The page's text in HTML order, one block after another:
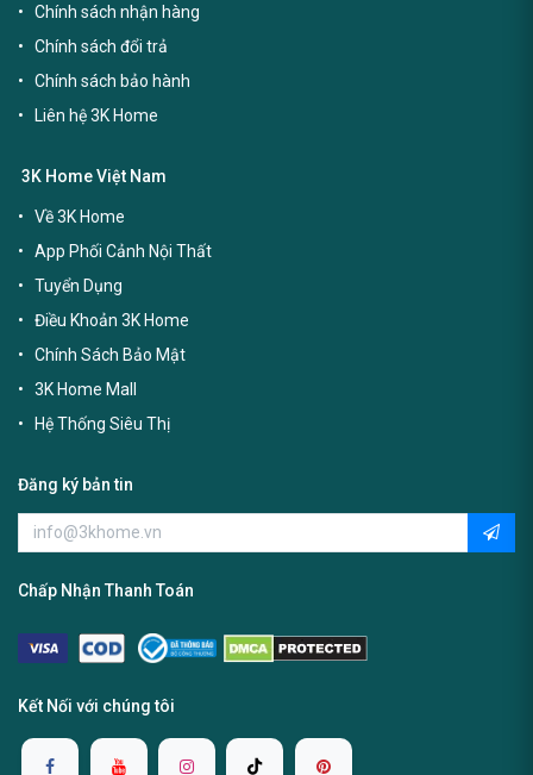
Chính sách nhận hàng
Chính sách đổi trả
Chính sách bảo hành
Liên hệ 3K Home
3K Home Việt Nam
Về 3K Home
App Phối Cảnh Nội Thất
Tuyển Dụng
Điều Khoản 3K Home
Chính Sách Bảo Mật
3K Home Mall
Hệ Thống Siêu Thị
Đăng ký bản tin
Chấp Nhận Thanh Toán
Kết Nối với chúng tôi